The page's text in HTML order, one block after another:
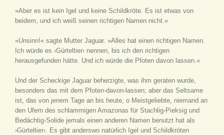
»Aber es ist kein Igel und keine Schildkröte. Es ist etwas von
beidem, und ich weiß seinen richtigen Namen nicht.«
»Unsinn!« sagte Mutter Jaguar. »Alles hat einen richtigen Namen.
Ich würde es ›Gürteltier‹ nennen, bis ich den richtigen
herausgefunden hätte. Und ich würde die Pfoten davon lassen.«
Und der Scheckige Jaguar beherzigte, was ihm geraten wurde,
besonders das mit dem Pfoten-davon-lassen; aber das Seltsame
ist, das von jenem Tage an bis heute, o Meistgeliebte, niemand an
den Ufern des schlammigen Amazonas für Stachlig-Pieksig und
Bedächtig-Solide jemals einen anderen Namen benutzt hat als
›Gürteltier‹. Es gibt anderswo natürlich Igel und Schildkröten